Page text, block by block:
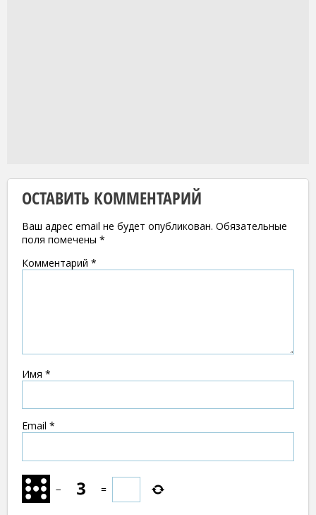
ОСТАВИТЬ КОММЕНТАРИЙ
Ваш адрес email не будет опубликован. Обязательные
поля помечены *
Комментарий *
Имя *
Email *
− =